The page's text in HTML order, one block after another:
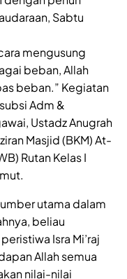
Sabtu
mengusung
beban, Allah
beban.” Kegiatan
Adm &
Ustadz Anugrah
Masjid (BKM) At-
Rutan Kelas I
utama dalam
beliau
Isra Mi’raj
Allah semua
nilai-nilai